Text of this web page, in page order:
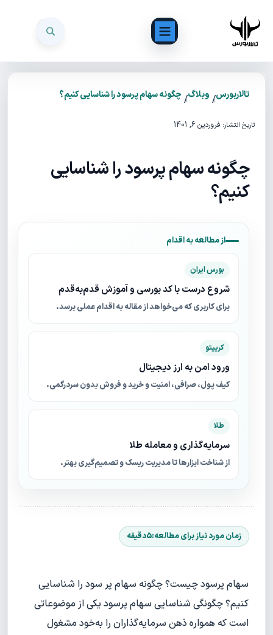
تالاربورس/ وبلاگ/ چگونه سهام پرسود را شناسایی کنیم؟
تاریخ انتشار: فروردین 6, 1401
چگونه سهام پرسود را شناسایی
کنیم؟
از مطالعه به اقدام
بورس ایران
شروع درست با کد بورسی و آموزش قدم‌به‌قدم
برای کاربری که می‌خواهد از مقاله به اقدام عملی برسد.
کریپتو
ورود امن به ارز دیجیتال
کیف پول، صرافی، امنیت و خرید و فروش بدون سردرگمی.
طلا
سرمایه‌گذاری و معامله طلا
از شناخت ابزارها تا مدیریت ریسک و تصمیم‌گیری بهتر.
سهام پرسود چیست؟ چگونه سهام پر سود را شناسایی
کنیم؟ چگونگی شناسایی سهام پرسود یکی از موضوعاتی
است که همواره ذهن سرمایه‌گذاران را به‌خود مشغول